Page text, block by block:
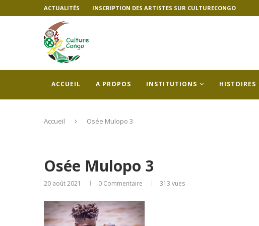
ACTUALITÉS INSCRIPTION DES ARTISTES SUR CULTURECONGO
ACCUEIL A PROPOS INSTITUTIONS HISTOIRES
Accueil Osée Mulopo 3
Osée Mulopo 3
20 août 2021 0 Commentaire 313 vues